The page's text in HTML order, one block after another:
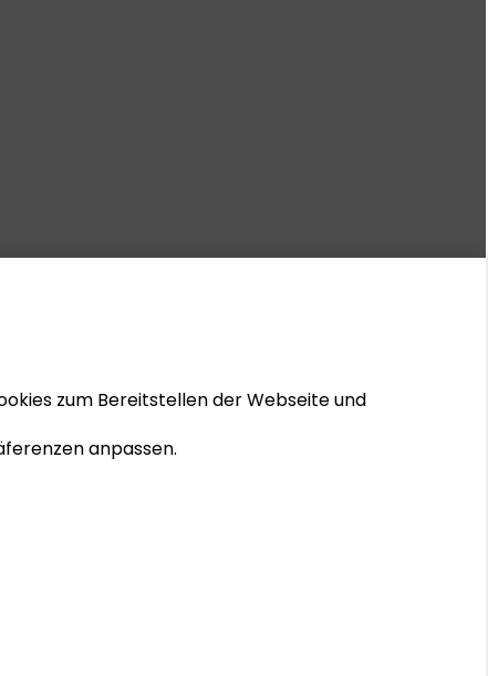
zum Bereitstellen der Webseite und
anpassen.